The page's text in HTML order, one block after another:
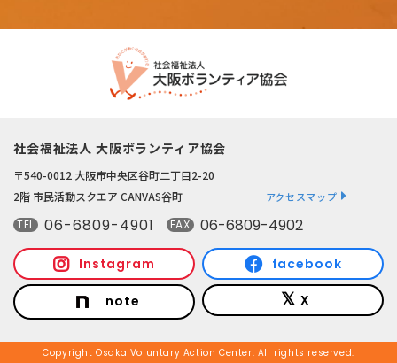
社会福祉法人 大阪ボランティア協会
〒540-0012 大阪市中央区谷町二丁目2-20
2階 市民活動スクエア CANVAS谷町
アクセスマップ
TEL 06-6809-4901 FAX 06-6809-4902
Instagram facebook
note X
Copyright Osaka Voluntary Action Center. All rights reserved.